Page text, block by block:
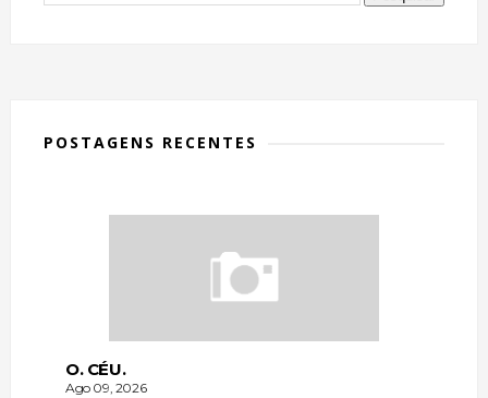
POSTAGENS RECENTES
O. CÉU.
Ago 09, 2026